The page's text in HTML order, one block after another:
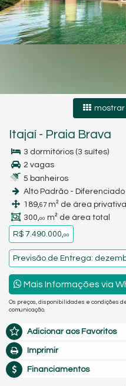
mostrar
Itajaí - Praia Brava
3 dormitórios (3 suítes)
2 vagas
5 banheiros
Alto Padrão - Diferenciado
189,67 m² de área privativa
300,00 m² de área total
R$ 7.490.000,00
Previsão de Entrega:
Mais Informações via
Os preços, disponibilidades e condições
comunicação.
Adicionar aos Favoritos
Imprimir
Financiamentos